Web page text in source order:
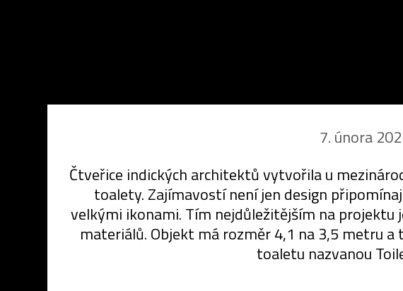
7. února
Čtveřice indických architektů vytvořila u
toalety. Zajímavostí není jen design
velkými ikonami. Tím nejdůležitějším na
materiálů. Objekt má rozměr 4,1 na 3,5 metru
toaletu nazvanou